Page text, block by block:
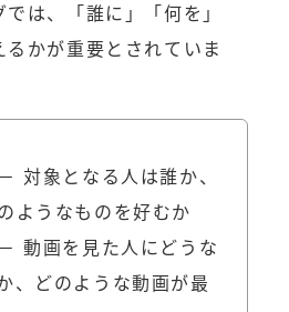
は、「誰に」「何を」
るかが重要とされていま
対象となる人は誰か、
ようなものを好むか
動画を見た人にどうな
、どのような動画が最